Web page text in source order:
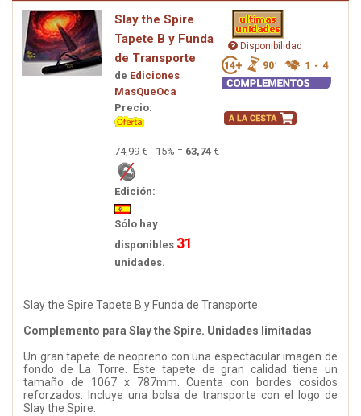
Slay the Spire
Tapete B y Funda
de Transporte
de Ediciones
MasQueOca
Precio:
74,99 € - 15% = 63,74 €
Edición:
Sólo hay
disponibles 31
unidades.
Disponibilidad
Slay the Spire Tapete B y Funda de Transporte
Complemento para Slay the Spire. Unidades limitadas
Un gran tapete de neopreno con una espectacular imagen de
fondo de La Torre. Este tapete de gran calidad tiene un
tamaño de 1067 x 787mm. Cuenta con bordes cosidos
reforzados. Incluye una bolsa de transporte con el logo de
Slay the Spire.